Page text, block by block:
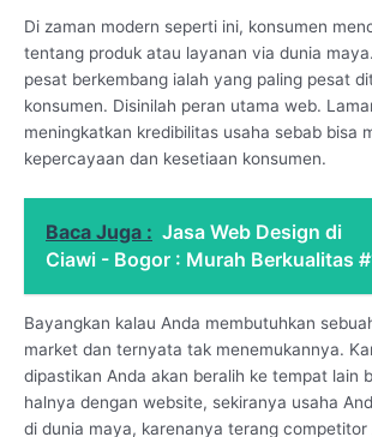
Di zaman modern seperti ini, konsumen
tentang produk atau layanan via dunia
pesat berkembang ialah yang paling pesat
konsumen. Disinilah peran utama web.
meningkatkan kredibilitas usaha sebab bisa
kepercayaan dan kesetiaan konsumen.
Baca Juga : Jasa Web Design di
Ciawi - Bogor : Murah Berkualitas
Bayangkan kalau Anda membutuhkan
market dan ternyata tak menemukannya.
dipastikan Anda akan beralih ke tempat lain
halnya dengan website, sekiranya usaha
di dunia maya, karenanya terang competitor